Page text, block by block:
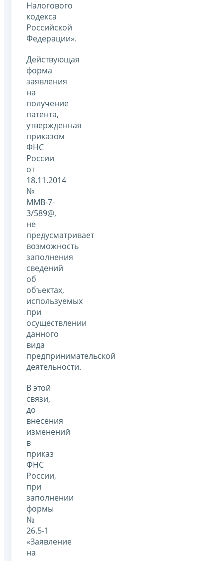
Налогового
кодекса
Российской
Федерации».
Действующая
форма
заявления
на
получение
патента,
утвержденная
приказом
ФНС
России
от
18.11.2014
№
ММВ-7-
3/589@,
не
предусматривает
возможность
заполнения
сведений
об
объектах,
используемых
при
осуществлении
данного
вида
предпринимательской
деятельности.
В этой
связи,
до
внесения
изменений
в
приказ
ФНС
России,
при
заполнении
формы
№
26.5-1
«Заявление
на